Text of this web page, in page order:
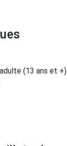
adulte (13 ans et +)